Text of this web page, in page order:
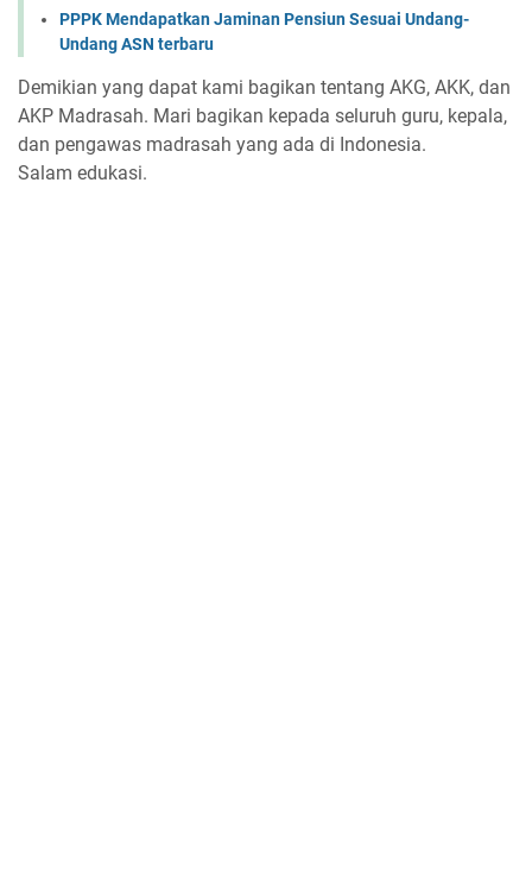
PPPK Mendapatkan Jaminan Pensiun Sesuai Undang-
Undang ASN terbaru
Demikian yang dapat kami bagikan tentang AKG, AKK, dan
AKP Madrasah. Mari bagikan kepada seluruh guru, kepala,
dan pengawas madrasah yang ada di Indonesia.
Salam edukasi.